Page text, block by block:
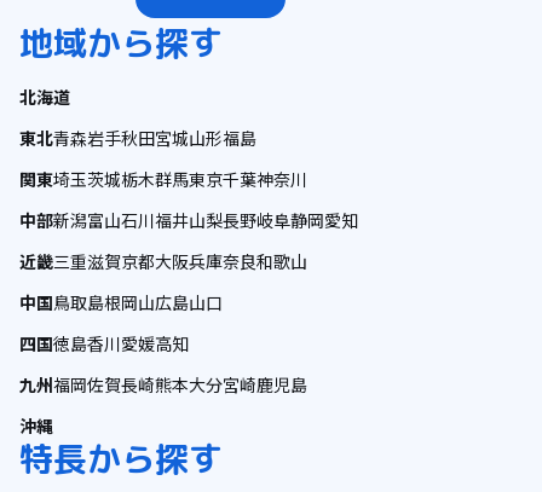
地域から探す
北海道
東北青森岩手秋田宮城山形福島
関東埼玉茨城栃木群馬東京千葉神奈川
中部新潟富山石川福井山梨長野岐阜静岡愛知
近畿三重滋賀京都大阪兵庫奈良和歌山
中国鳥取島根岡山広島山口
四国徳島香川愛媛高知
九州福岡佐賀長崎熊本大分宮崎鹿児島
沖縄
特長から探す